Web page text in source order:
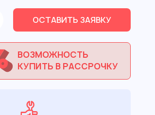
ОСТАВИТЬ ЗАЯВКУ
ВОЗМОЖНОСТЬ
КУПИТЬ В РАССРОЧКУ